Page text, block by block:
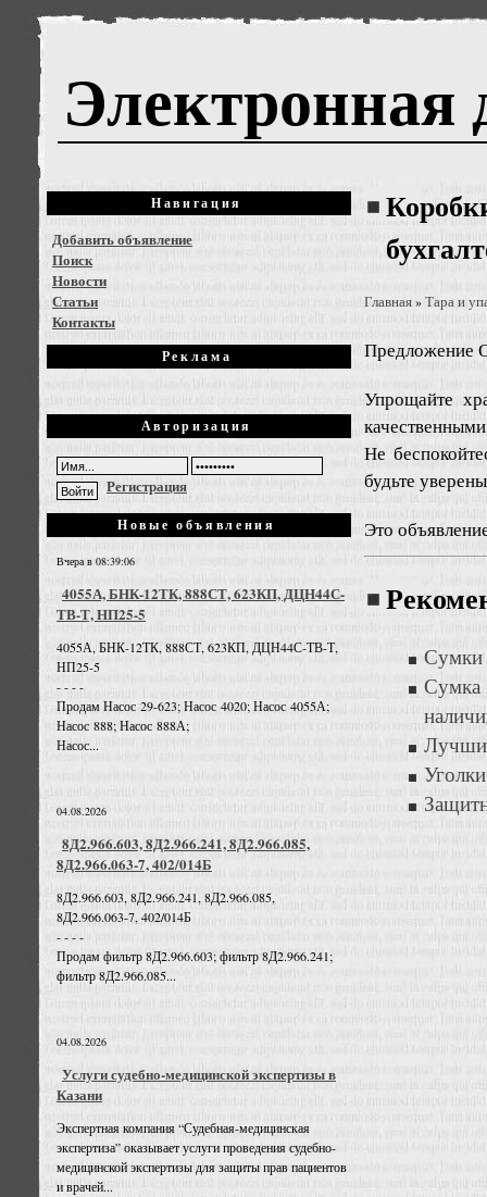
Электронная
Навигация
Добавить объявление
Поиск
Новости
Статьи
Контакты
Реклама
Авторизация
Регистрация
Новые объявления
Вчера в 08:39:06
4055А, БНК-12ТК, 888СТ, 623КП, ДЦН44С-
ТВ-Т, НП25-5
4055А, БНК-12ТК, 888СТ, 623КП, ДЦН44С-ТВ-Т,
НП25-5
- - - -
Продам Насос 29-623; Насос 4020; Насос 4055А;
Насос 888; Насос 888А;
Насос...
04.08.2026
8Д2.966.603, 8Д2.966.241, 8Д2.966.085,
8Д2.966.063-7, 402/014Б
8Д2.966.603, 8Д2.966.241, 8Д2.966.085,
8Д2.966.063-7, 402/014Б
- - - -
Продам фильтр 8Д2.966.603; фильтр 8Д2.966.241;
фильтр 8Д2.966.085...
04.08.2026
Услуги судебно-медицинской экспертизы в
Казани
Экспертная компания “Судебная-медицинская
экспертиза” оказывает услуги проведения судебно-
медицинской экспертизы для защиты прав пациентов
и врачей...
Главная»Тара и
Предложение
Упрощайте
Не
будьте
Это
Сумки